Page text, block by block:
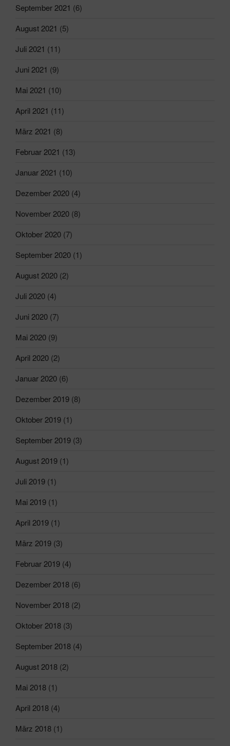
September 2021 (6)
August 2021 (5)
Juli 2021 (11)
Juni 2021 (9)
Mai 2021 (10)
April 2021 (11)
März 2021 (8)
Februar 2021 (13)
Januar 2021 (10)
Dezember 2020 (4)
November 2020 (8)
Oktober 2020 (7)
September 2020 (1)
August 2020 (2)
Juli 2020 (4)
Juni 2020 (7)
Mai 2020 (9)
April 2020 (2)
Januar 2020 (6)
Dezember 2019 (8)
Oktober 2019 (1)
September 2019 (3)
August 2019 (1)
Juli 2019 (1)
Mai 2019 (1)
April 2019 (1)
März 2019 (3)
Februar 2019 (4)
Dezember 2018 (6)
November 2018 (2)
Oktober 2018 (3)
September 2018 (4)
August 2018 (2)
Mai 2018 (1)
April 2018 (4)
März 2018 (1)